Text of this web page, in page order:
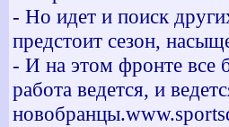
- Но идет и поиск
предстоит сезон,
- И на этом фронте все
работа ведется, и